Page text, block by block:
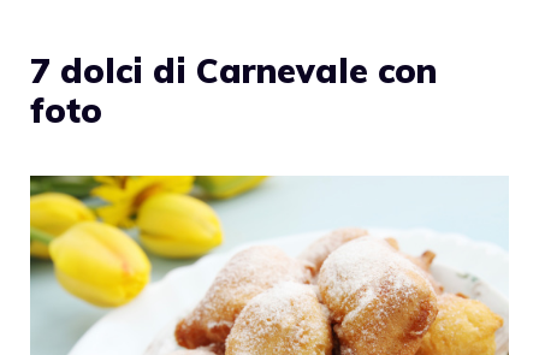
7 dolci di Carnevale con
foto